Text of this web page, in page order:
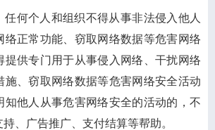
任何个人和组织不得从事非法侵入他人
络正常功能、窃取网络数据等危害网络
提供专门用于从事侵入网络、干扰网络
施、窃取网络数据等危害网络安全活动
知他人从事危害网络安全的活动的，不
、广告推广、支付结算等帮助。